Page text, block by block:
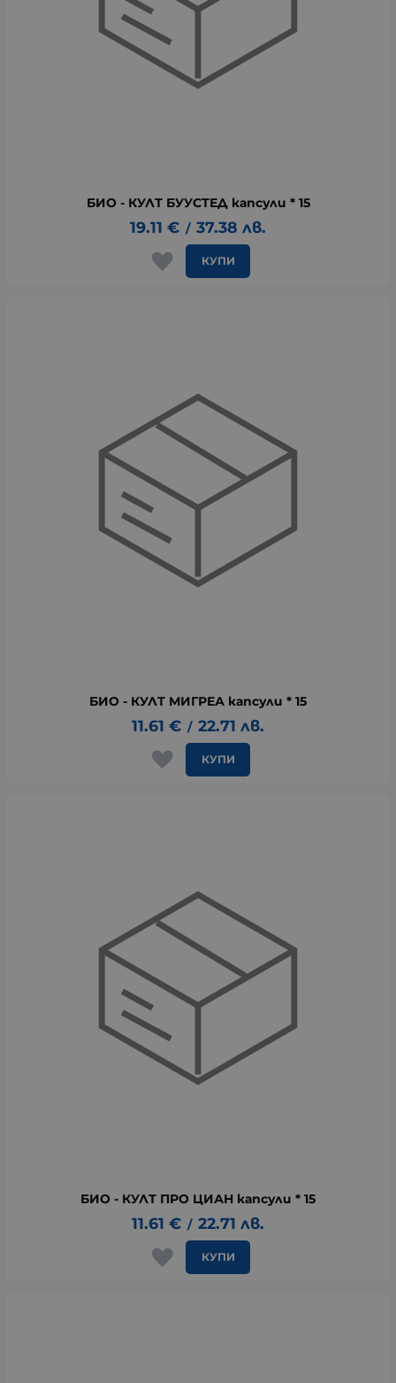
БИО - КУЛТ БУУСТЕД капсули * 15
19.11 € / 37.38 лв.
КУПИ
БИО - КУЛТ МИГРЕА капсули * 15
11.61 € / 22.71 лв.
КУПИ
БИО - КУЛТ ПРО ЦИАН капсули * 15
11.61 € / 22.71 лв.
КУПИ